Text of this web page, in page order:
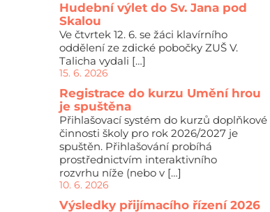
Hudební výlet do Sv. Jana pod
Skalou
Ve čtvrtek 12. 6. se žáci klavírního
oddělení ze zdické pobočky ZUŠ V.
Talicha vydali […]
15. 6. 2026
Registrace do kurzu Umění hrou
je spuštěna
Přihlašovací systém do kurzů doplňkové
činnosti školy pro rok 2026/2027 je
spuštěn. Přihlašování probíhá
prostřednictvím interaktivního
rozvrhu níže (nebo v […]
10. 6. 2026
Výsledky přijímacího řízení 2026